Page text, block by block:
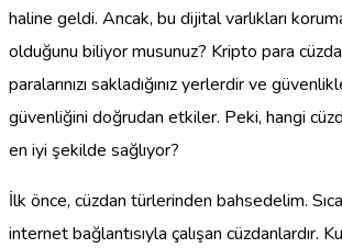
haline geldi. Ancak, bu dijital varlıkları
olduğunu biliyor musunuz? Kripto para
paralarınızı sakladığınız yerlerdir ve
güvenliğini doğrudan etkiler. Peki, hangi
en iyi şekilde sağlıyor?
İlk önce, cüzdan türlerinden bahsedelim.
internet bağlantısıyla çalışan cüzdanlardır.